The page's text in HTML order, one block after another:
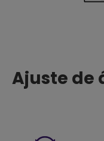
Ajuste de